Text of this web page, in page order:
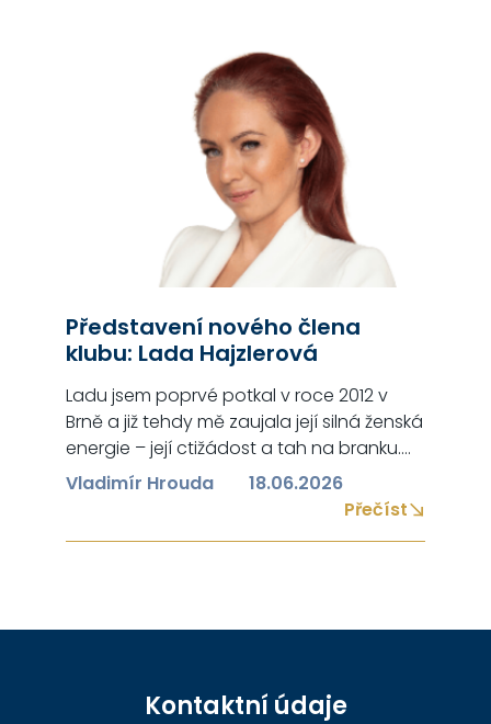
Extrovert – senzorik – iracionál – etik a
Představení nového člena
klubu: Lada Hajzlerová
Ladu jsem poprvé potkal v roce 2012 v
Brně a již tehdy mě zaujala její silná ženská
energie – její ctižádost a tah na branku.
Na Ladě nejvíc obdivuji její pracovitost a
velmi rychlé pracovní tempo a také se mi
Vladimír Hrouda
18.06.2026
Přečíst
Kontaktní údaje